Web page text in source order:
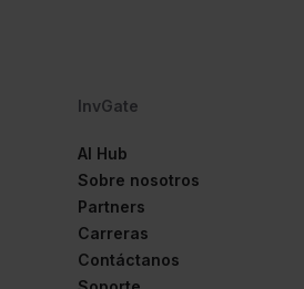
InvGate
AI Hub
Sobre nosotros
Partners
Carreras
Contáctanos